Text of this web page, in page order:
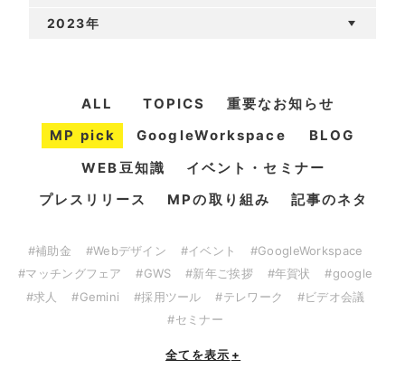
2023年
ALL TOPICS
重要なお知らせ
MP pick
GoogleWorkspace
BLOG
WEB豆知識
イベント・セミナー
プレスリリース
MPの取り組み 記事のネタ
#補助金 #Webデザイン #イベント
#GoogleWorkspace
#マッチングフェア
#GWS #新年ご挨拶 #年賀状
#google
#求人
#Gemini #採用ツール #テレワーク
#ビデオ会議
#セミナー
全てを表示 +